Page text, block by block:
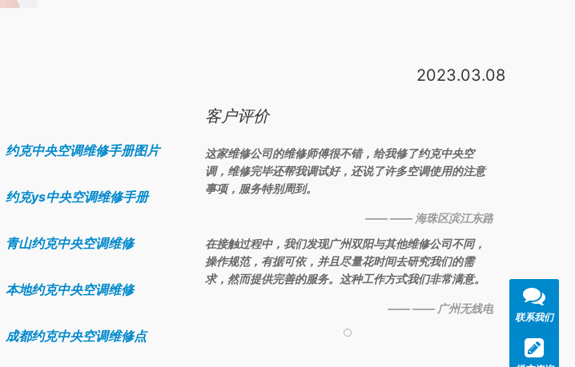
2023.03.08
码，清除不了这个问题是比较常见的，我们分 2-----部分来解答;第一部分，机组确实有故
约克中央空调维修手册图片
约克ys中央空调维修手册
青山约克中央空调维修
本地约克中央空调维修
成都约克中央空调维修点
客户评价
这家维修公司的维修师傅很不错，给我修了约克中央空
调，维修完毕还帮我调试好，还说了许多空调使用的注意
事项，服务特别周到。
—— —— 海珠区滨江东路
在接触过程中，我们发现广州双阳与其他维修公司不同，
操作规范，有据可依，并且尽量花时间去研究我们的需
求，然而提供完善的服务。这种工作方式我们非常满意。
—— —— 广州无线电
联系我们